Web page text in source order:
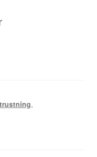
Det
116,00 kr.
,